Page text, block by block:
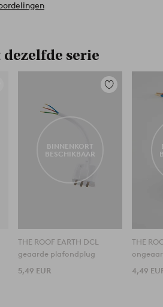
serie
BINNENKORT
BESCHIKBAAR
Toevoegen
THE ROOF EARTH DCL
geaarde plafondplug
5,49 EUR
THE
4,49